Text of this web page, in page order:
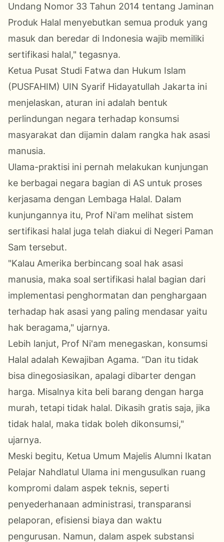
Undang Nomor 33 Tahun 2014 tentang Jaminan
Produk Halal menyebutkan semua produk yang
masuk dan beredar di Indonesia wajib memiliki
sertifikasi halal," tegasnya.
Ketua Pusat Studi Fatwa dan Hukum Islam
(PUSFAHIM) UIN Syarif Hidayatullah Jakarta ini
menjelaskan, aturan ini adalah bentuk
perlindungan negara terhadap konsumsi
masyarakat dan dijamin dalam rangka hak asasi
manusia.
Ulama-praktisi ini pernah melakukan kunjungan
ke berbagai negara bagian di AS untuk proses
kerjasama dengan Lembaga Halal. Dalam
kunjungannya itu, Prof Ni'am melihat sistem
sertifikasi halal juga telah diakui di Negeri Paman
Sam tersebut.
"Kalau Amerika berbincang soal hak asasi
manusia, maka soal sertifikasi halal bagian dari
implementasi penghormatan dan penghargaan
terhadap hak asasi yang paling mendasar yaitu
hak beragama," ujarnya.
Lebih lanjut, Prof Ni'am menegaskan, konsumsi
Halal adalah Kewajiban Agama. “Dan itu tidak
bisa dinegosiasikan, apalagi dibarter dengan
harga. Misalnya kita beli barang dengan harga
murah, tetapi tidak halal. Dikasih gratis saja, jika
tidak halal, maka tidak boleh dikonsumsi,"
ujarnya.
Meski begitu, Ketua Umum Majelis Alumni Ikatan
Pelajar Nahdlatul Ulama ini mengusulkan ruang
kompromi dalam aspek teknis, seperti
penyederhanaan administrasi, transparansi
pelaporan, efisiensi biaya dan waktu
pengurusan. Namun, dalam aspek substansi